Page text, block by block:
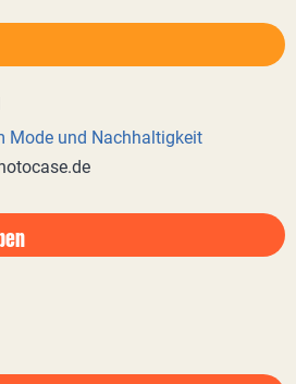
Mode und Nachhaltigkeit